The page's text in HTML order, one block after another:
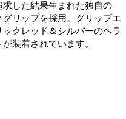
した結果生まれた独自の
リップを採用。グリップエ
クレッド＆シルバーのヘラ
装着されています。